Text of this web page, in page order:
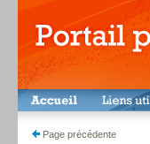
Page précédente